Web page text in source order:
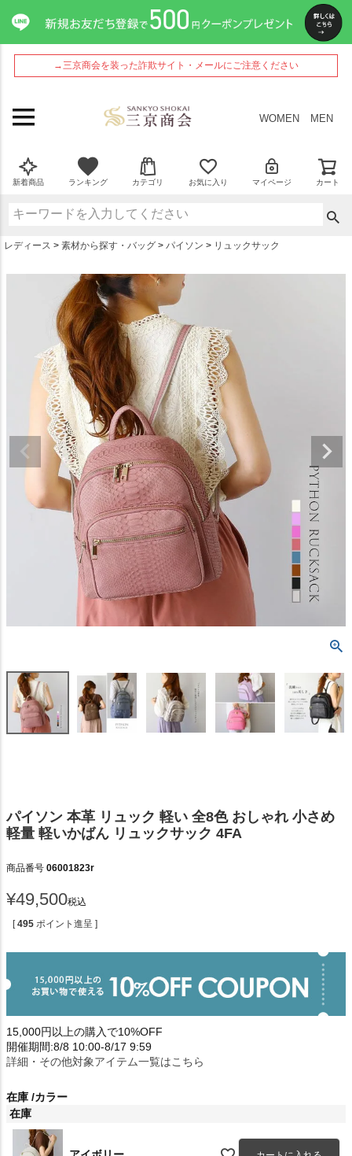
→三京商会を装った詐欺サイト・メールにご注意ください
WOMEN MEN
新着商品 ランキング カテゴリ お気に入り マイページ カート
レディース 素材から探す・バッグ パイソン リュックサック
パイソン 本革 リュック 軽い 全8色 おしゃれ 小さめ
軽量 軽いかばん リュックサック 4FA
商品番号 06001823r
¥49,500税込
[ 495 ポイント進呈 ]
15,000円以上の購入で10%OFF
開催期間:8/8 10:00-8/17 9:59
詳細・その他対象アイテム一覧はこちら
在庫 カラー
在庫
ペー
ジト
ップ
へ